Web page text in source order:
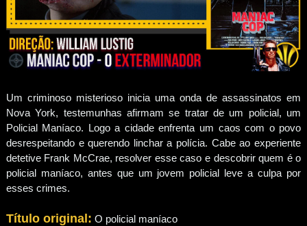
Um criminoso misterioso inicia uma onda de assassinatos em
Nova York, testemunhas afirmam se tratar de um policial, um
Policial Maníaco. Logo a cidade enfrenta um caos com o povo
desrespeitando e querendo linchar a polícia. Cabe ao experiente
detetive Frank McCrae, resolver esse caso e descobrir quem é o
policial maníaco, antes que um jovem policial leve a culpa por
esses crimes.
Título original: O policial maníaco